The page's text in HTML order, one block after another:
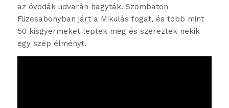
az óvodák udvarán hagyták. Szombaton
Füzesabonyban járt a Mikulás fogat, és több mint
50 kisgyermeket leptek meg és szereztek nekik
egy szép élményt.